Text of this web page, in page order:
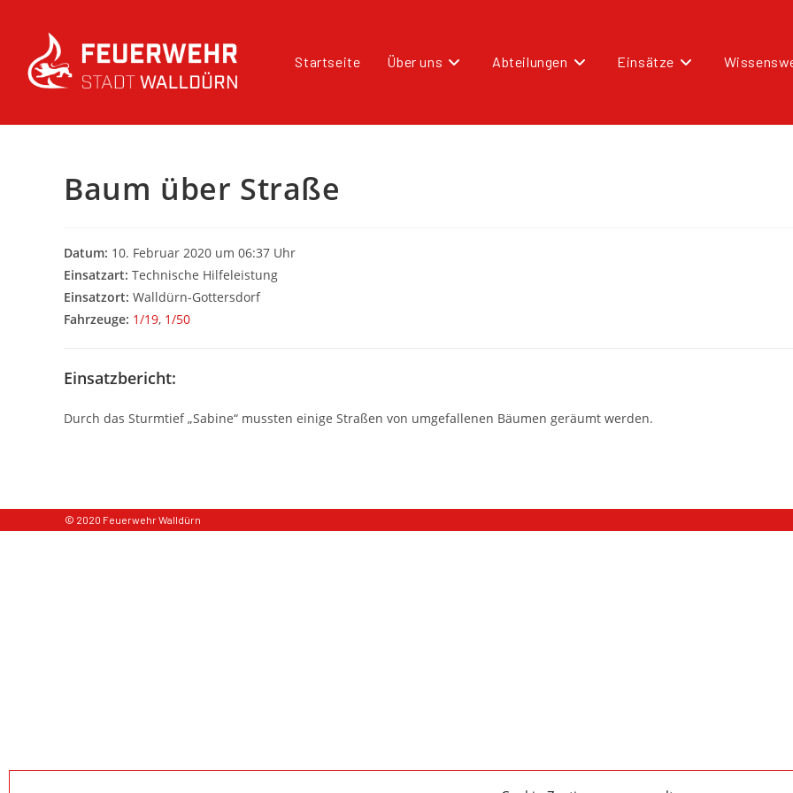
Startseite Über uns Abteilungen Einsätze
Baum über Straße
Datum: 10. Februar 2020 um 06:37 Uhr
Einsatzart: Technische Hilfeleistung
Einsatzort: Walldürn-Gottersdorf
Fahrzeuge: 1/19, 1/50
Einsatzbericht:
Durch das Sturmtief „Sabine“ mussten einige Straßen von umgefallenen Bäumen geräumt werden.
© 2020 Feuerwehr Walldürn